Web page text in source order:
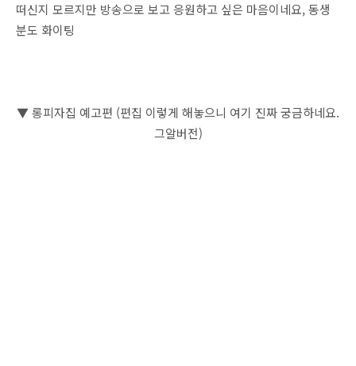
떠신지 모르지만 방송으로 보고 응원하고 싶은 마음이네요, 동생
분도 화이팅
▼ 롱피자집 예고편 (편집 이렇게 해놓으니 여기 진짜 궁금하네요.
그알버전)